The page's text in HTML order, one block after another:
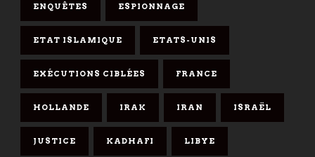
ENQUÊTES ESPIONNAGE
ETAT ISLAMIQUE ETATS-UNIS
EXÉCUTIONS CIBLÉES FRANCE
HOLLANDE IRAK IRAN ISRAËL
JUSTICE KADHAFI LIBYE